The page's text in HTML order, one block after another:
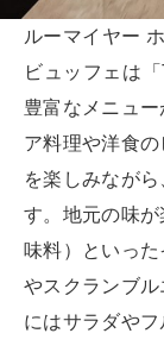
ルーマイヤー
ビュッフェは
豊富なメニュ
ア料理や洋食
を楽しみなが
す。地元の味
味料）といっ
やスクランブ
にはサラダや